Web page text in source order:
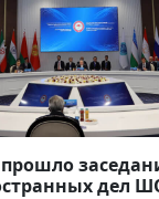
дел